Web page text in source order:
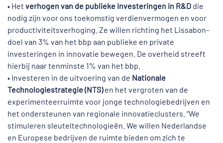
• Het verhogen van de publieke investeringen in R&D die
nodig zijn voor ons toekomstig verdienvermogen en voor
productiviteitsverhoging. Ze willen richting het Lissabon-
doel van 3% van het bbp aan publieke en private
investeringen in innovatie bewegen. De overheid streeft
hierbij naar tenminste 1% van het bbp.
• Investeren in de uitvoering van de Nationale
Technologiestrategie (NTS)en het vergroten van de
experimenteerruimte voor jonge technologiebedrijven en
het ondersteunen van regionale innovatieclusters. “We
stimuleren sleuteltechnologieën. We willen Nederlandse
en Europese bedrijven de ruimte bieden om zich te